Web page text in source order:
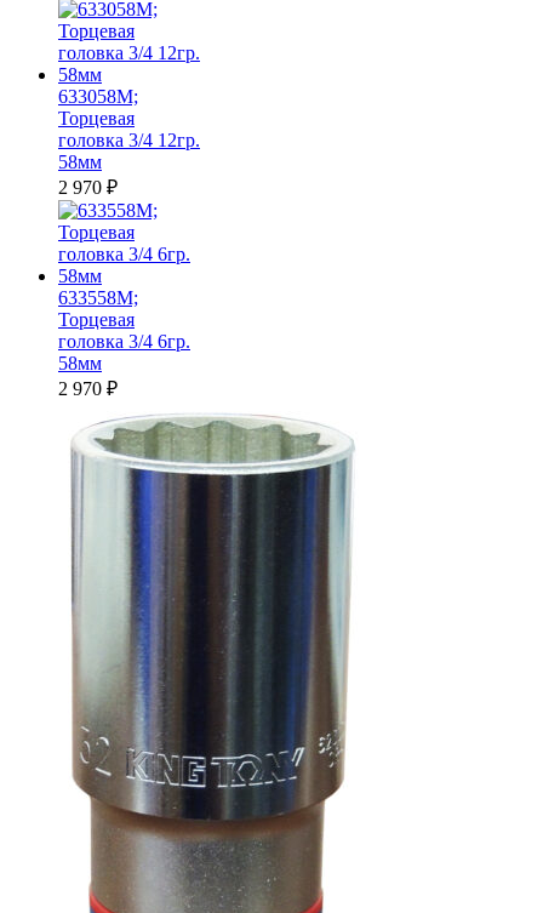
633058M;
Торцевая
головка 3/4 12гр.
58мм
2 970 ₽
633558M;
Торцевая
головка 3/4 6гр.
58мм
2 970 ₽